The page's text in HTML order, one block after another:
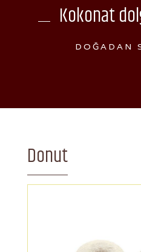
Kokonat
DOĞADAN
Donut